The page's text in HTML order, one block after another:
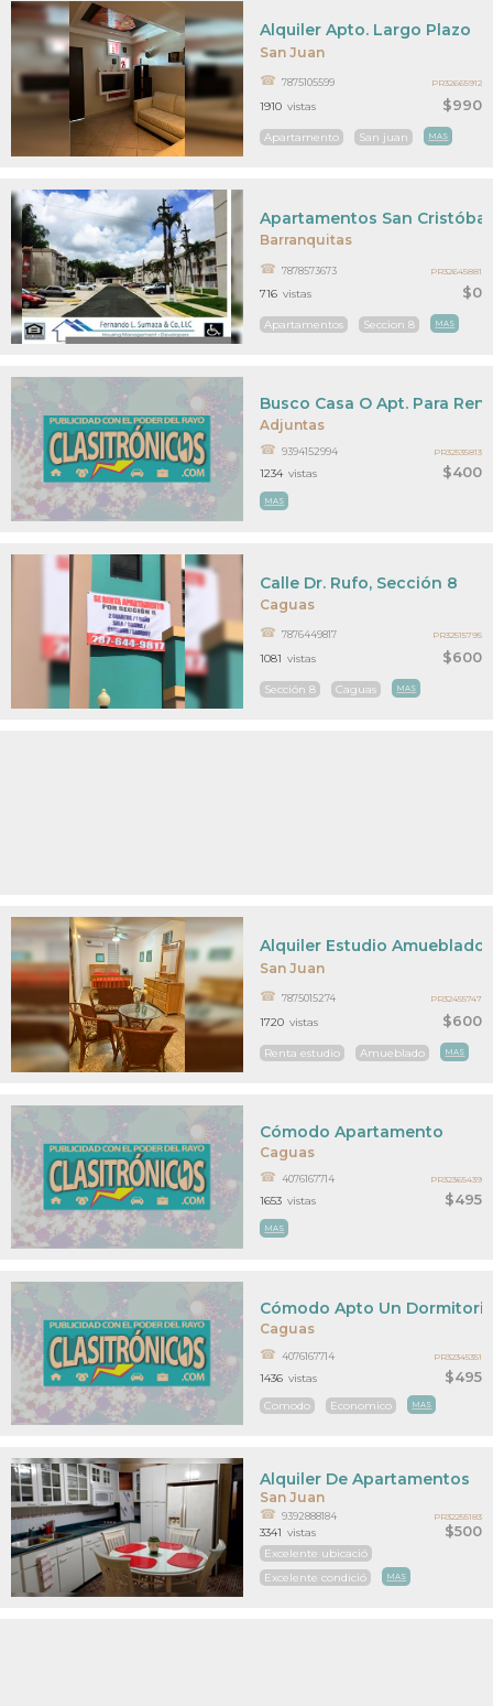
San Juan
$990
Alquiler Apto. Largo Plazo
7875105599
Apartamento San juan MAS
1910 vistas
PR32665912
Barranquitas
$0
Apartamentos San
7878573673
Apartamentos Seccion 8 MAS
716 vistas
PR32645881
Adjuntas
$400
Busco Casa O Apt. Para
9394152994
MAS
1234 vistas
PR32535813
Caguas
$600
Calle Dr. Rufo, Sección 8
7876449817
Sección 8 Caguas MAS
1081 vistas
PR32515795
San Juan
$600
Alquiler Estudio Amueblado
7875015274
Renta estudio Amueblado MAS
1720 vistas
PR32455747
Caguas
$495
Cómodo Apartamento
4076167714
MAS
1653 vistas
PR32365439
Caguas
$495
Cómodo Apto Un
4076167714
Comodo Economico MAS
1436 vistas
PR32345351
San Juan
$500
Alquiler De Apartamentos
9392888184
Excelente ubicació
Excelente condició
MAS
3341 vistas
PR32255183